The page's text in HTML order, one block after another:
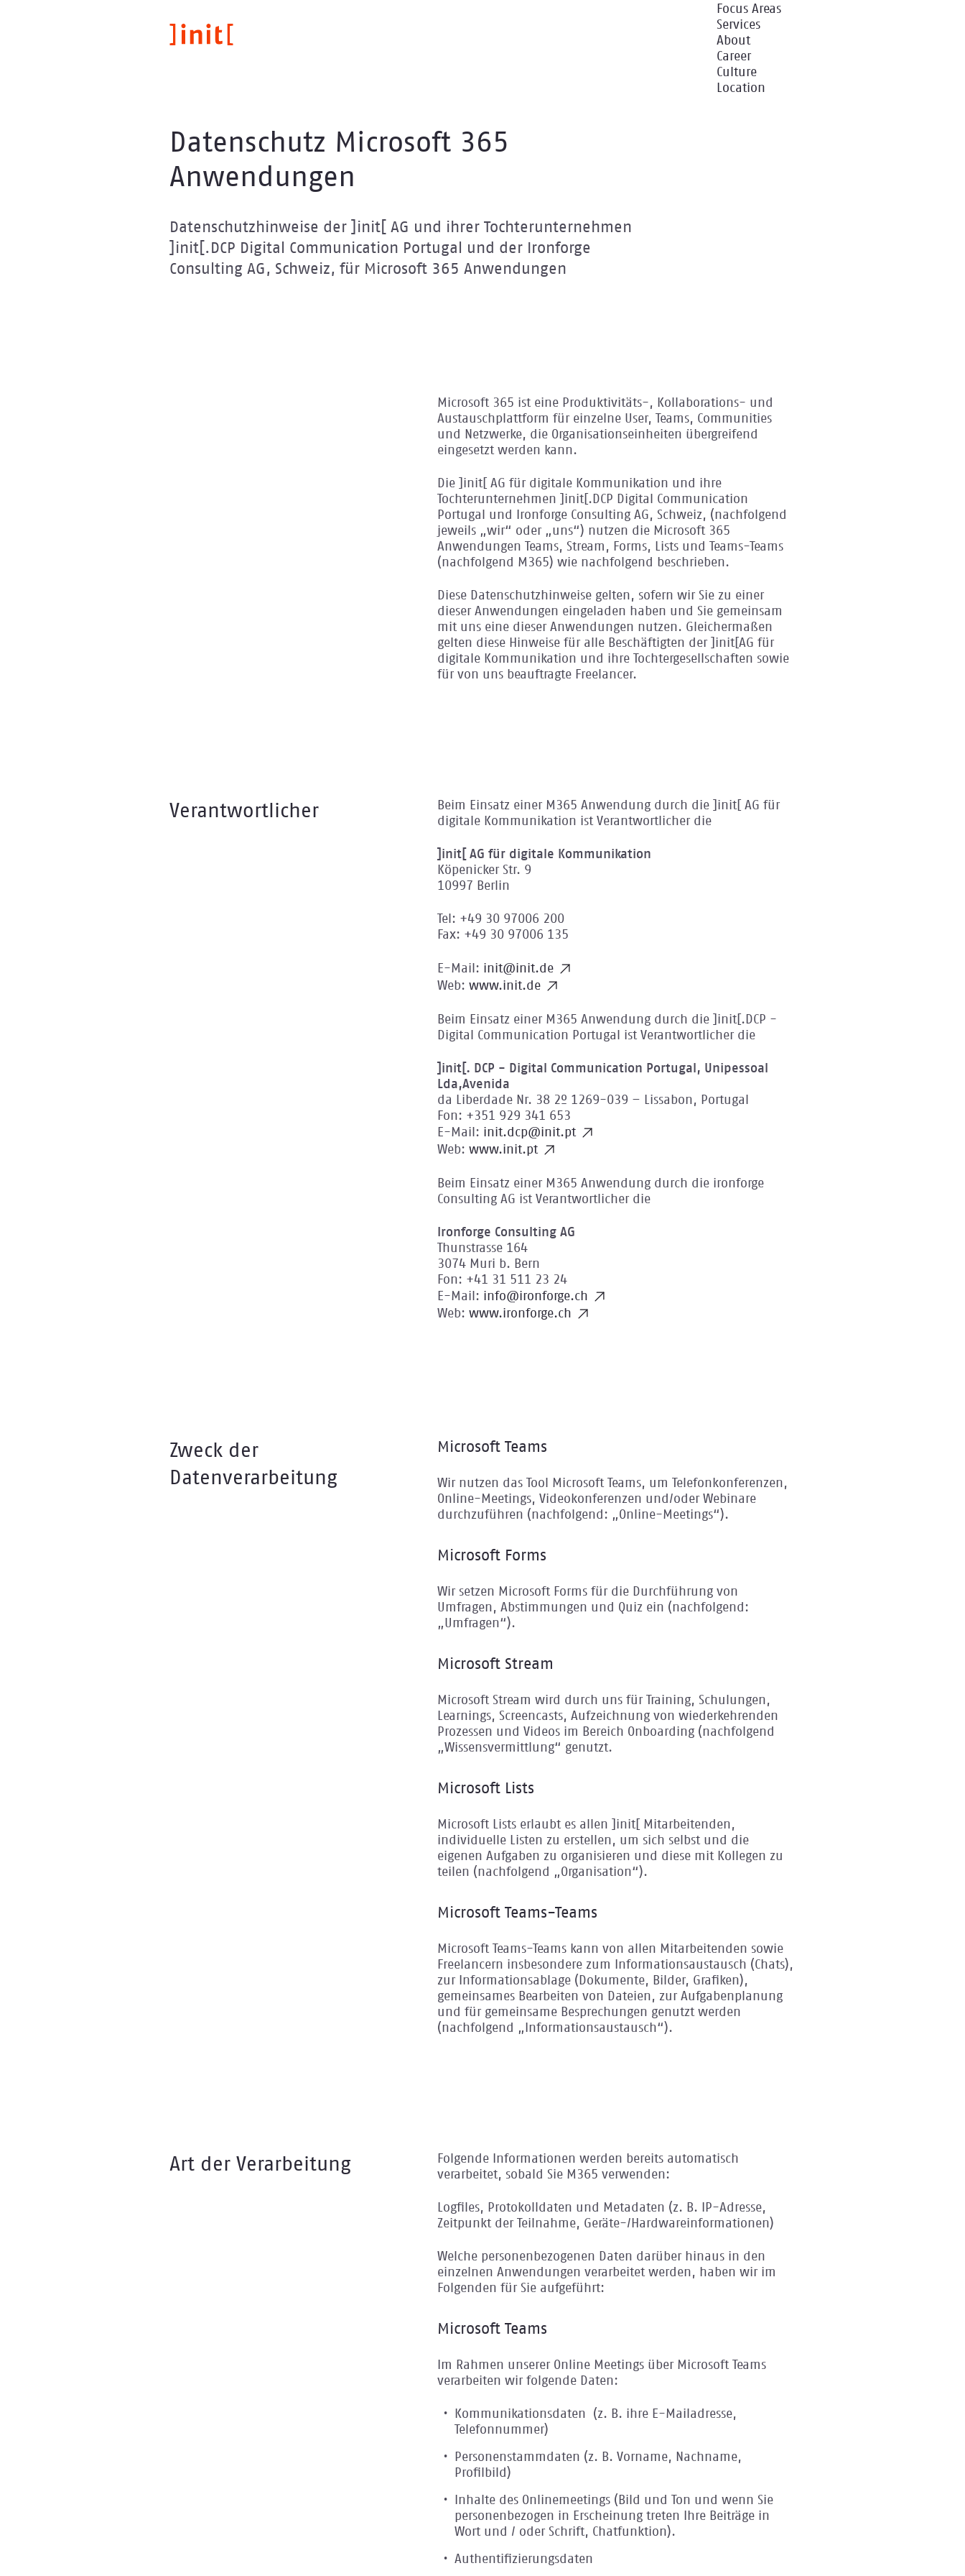
Focus Areas
Services
About
Career
Culture
Location
Datenschutz Microsoft 365
Anwendungen
Datenschutzhinweise der ]init[ AG und ihrer Tochterunternehmen
]init[.DCP Digital Communication Portugal und der Ironforge
Consulting AG, Schweiz, für Microsoft 365 Anwendungen
Microsoft 365 ist eine Produktivitäts-, Kollaborations- und
Austauschplattform für einzelne User, Teams, Communities
und Netzwerke, die Organisationseinheiten übergreifend
eingesetzt werden kann.
Die ]init[ AG für digitale Kommunikation und ihre
Tochterunternehmen ]init[.DCP Digital Communication
Portugal und Ironforge Consulting AG, Schweiz, (nachfolgend
jeweils „wir“ oder „uns“) nutzen die Microsoft 365
Anwendungen Teams, Stream, Forms, Lists und Teams-Teams
(nachfolgend M365) wie nachfolgend beschrieben.
Diese Datenschutzhinweise gelten, sofern wir Sie zu einer
dieser Anwendungen eingeladen haben und Sie gemeinsam
mit uns eine dieser Anwendungen nutzen. Gleichermaßen
gelten diese Hinweise für alle Beschäftigten der ]init[AG für
digitale Kommunikation und ihre Tochtergesellschaften sowie
für von uns beauftragte Freelancer.
Verantwortlicher
Beim Einsatz einer M365 Anwendung durch die ]init[ AG für
digitale Kommunikation ist Verantwortlicher die
]init[ AG für digitale Kommunikation
Köpenicker Str. 9
10997 Berlin
Tel: +49 30 97006 200
Fax: +49 30 97006 135
E-Mail: init@init.de
Web:www.init.de
Beim Einsatz einer M365 Anwendung durch die ]init[.DCP -
Digital Communication Portugal ist Verantwortlicher die
]init[. DCP - Digital Communication Portugal, Unipessoal
Lda,Avenida
da Liberdade Nr. 38 2º 1269-039 – Lissabon, Portugal
Fon: +351 929 341 653
E-Mail: init.dcp@init.pt
Web:www.init.pt
Beim Einsatz einer M365 Anwendung durch die ironforge
Consulting AG ist Verantwortlicher die
Ironforge Consulting AG
Thunstrasse 164
3074 Muri b. Bern
Fon: +41 31 511 23 24
E-Mail: info@ironforge.ch
Web:www.ironforge.ch
Zweck der
Datenverarbeitung
Microsoft Teams
Wir nutzen das Tool Microsoft Teams, um Telefonkonferenzen,
Online-Meetings, Videokonferenzen und/oder Webinare
durchzuführen (nachfolgend: „Online-Meetings“).
Microsoft Forms
Wir setzen Microsoft Forms für die Durchführung von
Umfragen, Abstimmungen und Quiz ein (nachfolgend:
„Umfragen“).
Microsoft Stream
Microsoft Stream wird durch uns für Training, Schulungen,
Learnings, Screencasts, Aufzeichnung von wiederkehrenden
Prozessen und Videos im Bereich Onboarding (nachfolgend
„Wissensvermittlung“ genutzt.
Microsoft Lists
Microsoft Lists erlaubt es allen ]init[ Mitarbeitenden,
individuelle Listen zu erstellen, um sich selbst und die
eigenen Aufgaben zu organisieren und diese mit Kollegen zu
teilen (nachfolgend „Organisation“).
Microsoft Teams-Teams
Microsoft Teams-Teams kann von allen Mitarbeitenden sowie
Freelancern insbesondere zum Informationsaustausch (Chats),
zur Informationsablage (Dokumente, Bilder, Grafiken),
gemeinsames Bearbeiten von Dateien, zur Aufgabenplanung
und für gemeinsame Besprechungen genutzt werden
(nachfolgend „Informationsaustausch“).
Art der Verarbeitung
Folgende Informationen werden bereits automatisch
verarbeitet, sobald Sie M365 verwenden:
Logfiles, Protokolldaten und Metadaten (z. B. IP-Adresse,
Zeitpunkt der Teilnahme, Geräte-/Hardwareinformationen)
Welche personenbezogenen Daten darüber hinaus in den
einzelnen Anwendungen verarbeitet werden, haben wir im
Folgenden für Sie aufgeführt:
Microsoft Teams
Im Rahmen unserer Online Meetings über Microsoft Teams
verarbeiten wir folgende Daten:
Kommunikationsdaten (z. B. ihre E-Mailadresse,
Telefonnummer)
Personenstammdaten (z. B. Vorname, Nachname,
Profilbild)
Inhalte des Onlinemeetings (Bild und Ton und wenn Sie
personenbezogen in Erscheinung treten Ihre Beiträge in
Wort und / oder Schrift, Chatfunktion).
Authentifizierungsdaten